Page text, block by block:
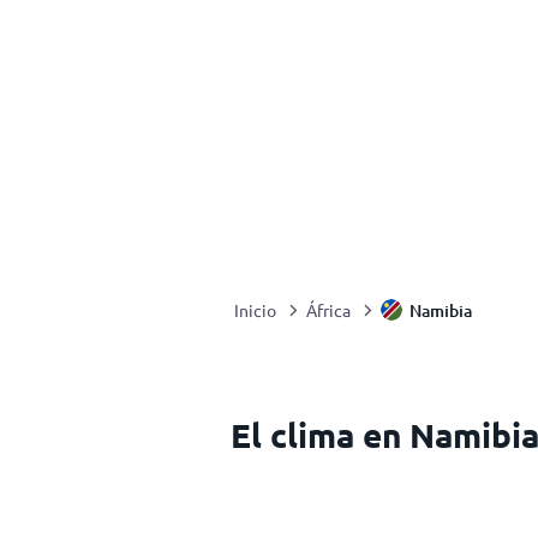
Inicio África Namibia
El clima en Namibia